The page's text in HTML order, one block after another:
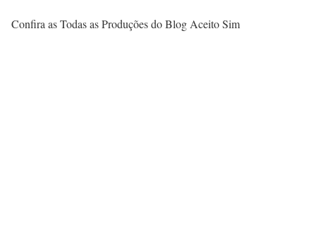
Confira as Todas as Produções do Blog Aceito Sim